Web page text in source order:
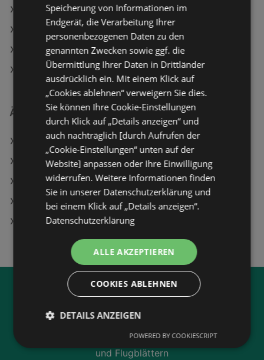
Aktuelle Matratzen Concord Flugblätter
Aktuelle hagebaumarkt Flugblätter
Aktuelle JYSK Flugblätter
Aktuelle bellaflora Flugblätter
Ähnliche Händler
BAUHAUS Angebote
HELLWEG Angebote
Hornbach Angebote
hagebaumarkt Angebote
Hagebau Lieb Markt Angebote
Jetzt unserewogibtswas.at
App runterladen:
Filtere nach Branchen und stöbere in Produkten
und Flugblättern
Speicherung von Informationen im
Endgerät, die Verarbeitung Ihrer
personenbezogenen Daten zu den
genannten Zwecken sowie ggf. die
Übermittlung Ihrer Daten in Drittländer
ausdrücklich ein. Mit einem Klick auf
„Cookies ablehnen“ verweigern Sie dies.
Sie können Ihre Cookie-Einstellungen
durch Klick auf „Details anzeigen“ und
auch nachträglich [durch Aufrufen der
„Cookie-Einstellungen“ unten auf der
Website] anpassen oder Ihre Einwilligung
widerrufen. Weitere Informationen finden
Sie in unserer Datenschutzerklärung und
bei einem Klick auf „Details anzeigen“.
Datenschutzerklärung
ALLE AKZEPTIEREN
COOKIES ABLEHNEN
DETAILS ANZEIGEN
POWERED BY COOKIESCRIPT